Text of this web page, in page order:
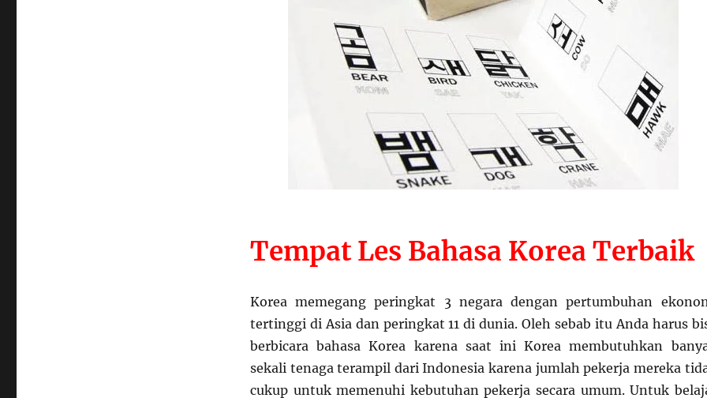
Tempat Les Bahasa KoreaTerbaik
Korea memegang peringkat 3 negara dengan pertumbuhan
tertinggi di Asia dan peringkat 11 di dunia. Oleh sebab itu Anda harus
berbicara bahasa Korea karena saat ini Korea membutuhkan
sekali tenaga terampil dari Indonesia karena jumlah pekerja mereka
cukup untuk memenuhi kebutuhan pekerja secara umum. Untuk